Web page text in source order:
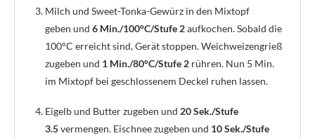
Milch und Sweet-Tonka-Gewürz in den Mixtopf
geben und 6 Min./100°C/Stufe 2aufkochen. Sobald die
100°C erreicht sind, Gerät stoppen. Weichweizengrieß
zugeben und 1 Min./80°C/Stufe 2 rühren. Nun 5 Min.
im Mixtopf bei geschlossenem Deckel ruhen lassen.
Eigelb und Butter zugeben und 20 Sek./Stufe
3.5vermengen. Eischnee zugeben und 10 Sek./Stufe